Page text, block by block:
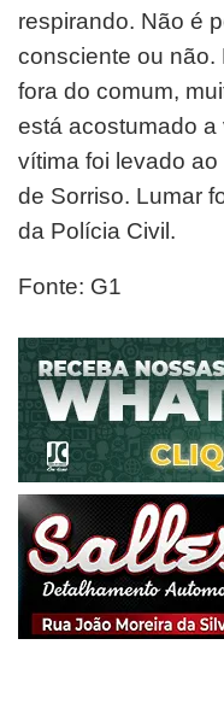
respirando. Não é
consciente ou não.
fora do comum,
está acostumado a
vítima foi levado
de Sorriso. Lumar
da Polícia Civil.
Fonte: G1